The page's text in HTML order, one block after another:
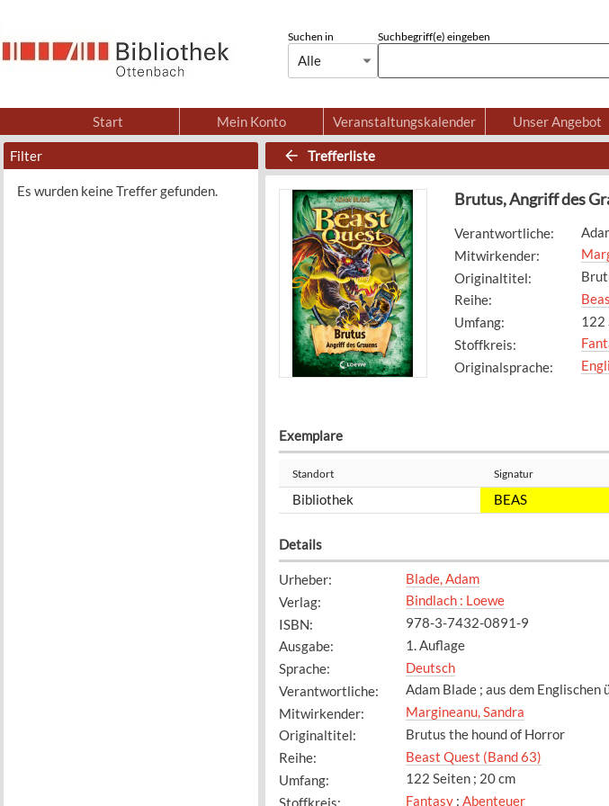
Suchen in
Alle
Suchbegriff(e) eingeben
Start Mein Konto Veranstaltungskalender Unser Angebot
Filter
Es wurden keine Treffer gefunden.
Trefferliste
Brutus, Angriff des
Verantwortliche:
Mitwirkender:
Originaltitel:
Reihe:
Umfang:
122
Stoffkreis:
Originalsprache:
Exemplare
Standort Signatur
Bibliothek BEAS
Details
Urheber:
Blade, Adam
Verlag:
Bindlach : Loewe
ISBN:
978-3-7432-0891-9
Ausgabe:
1. Auflage
Sprache:
Deutsch
Verantwortliche:
Adam Blade ; aus dem
Mitwirkender:
Margineanu, Sandra
Originaltitel:
Brutus the hound of Horror
Reihe:
Beast Quest (Band 63)
Umfang:
122 Seiten ; 20 cm
Stoffkreis: Fantasy; Abenteuer